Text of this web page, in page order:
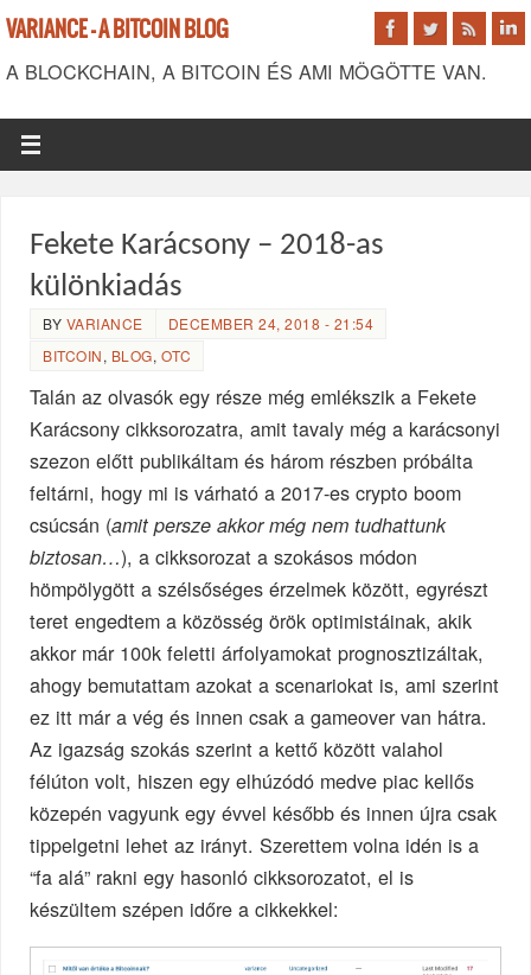
VARIANCE - A BITCOIN BLOG
A BLOCKCHAIN, A BITCOIN ÉS AMI MÖGÖTTE VAN.
Fekete Karácsony – 2018-as
különkiadás
BY VARIANCE
DECEMBER 24, 2018 - 21:54
BITCOIN, BLOG, OTC
Talán az olvasók egy része még emlékszik a Fekete
Karácsony cikksorozatra, amit tavaly még a karácsonyi
szezon előtt publikáltam és három részben próbálta
feltárni, hogy mi is várható a 2017-es crypto boom
csúcsán (amit persze akkor még nem tudhattunk
biztosan…), a cikksorozat a szokásos módon
hömpölygött a szélsőséges érzelmek között, egyrészt
teret engedtem a közösség örök optimistáinak, akik
akkor már 100k feletti árfolyamokat prognosztizáltak,
ahogy bemutattam azokat a scenariokat is, ami szerint
ez itt már a vég és innen csak a gameover van hátra.
Az igazság szokás szerint a kettő között valahol
félúton volt, hiszen egy elhúzódó medve piac kellős
közepén vagyunk egy évvel később és innen újra csak
tippelgetni lehet az irányt. Szerettem volna idén is a
“fa alá” rakni egy hasonló cikksorozatot, el is
készültem szépen időre a cikkekkel: